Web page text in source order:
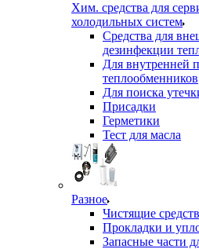
Хим. средства для
холодильных систем
Средства для
дезинфекции
Для внутренней
теплообменников
Для поиска
Присадки
Герметики
Тест для масла
Разное
Чистящие
Прокладки и
Запасные части